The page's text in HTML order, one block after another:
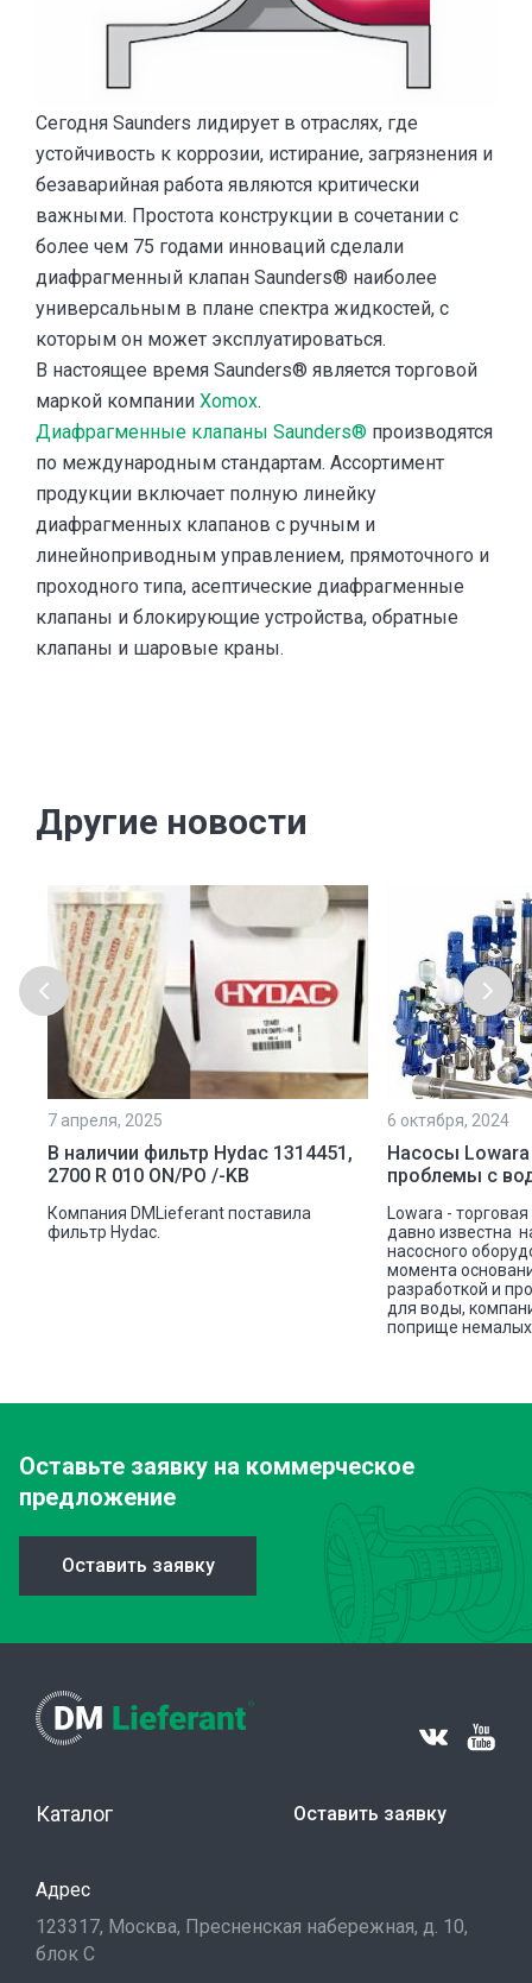
Сегодня Saunders лидирует в отраслях, где
устойчивость к коррозии, истирание, загрязнения и
безаварийная работа являются критически
важными. Простота конструкции в сочетании с
более чем 75 годами инноваций сделали
диафрагменный клапан Saunders® наиболее
универсальным в плане спектра жидкостей, с
которым он может эксплуатироваться.
В настоящее время Saunders® является торговой
маркой компании Xomox.
Диафрагменные клапаны Saunders® производятся
по международным стандартам. Ассортимент
продукции включает полную линейку
диафрагменных клапанов с ручным и
линейноприводным управлением, прямоточного и
проходного типа, асептические диафрагменные
клапаны и блокирующие устройства, обратные
клапаны и шаровые краны.
Другие новости
7 апреля, 2025
В наличии фильтр Hydac 1314451,
2700 R 010 ON/PO /-KB
Компания DMLieferant поставила
фильтр Hydac.
6 октября, 2024
Насосы
проблемы с
Lowara -
давно известна
насосного
момента
разработкой и
для воды,
поприще немалых
Оставьте заявку на коммерческое
предложение
Оставить заявку
Каталог Оставить заявку
Адрес
123317, Москва, Пресненская набережная, д. 10,
блок С